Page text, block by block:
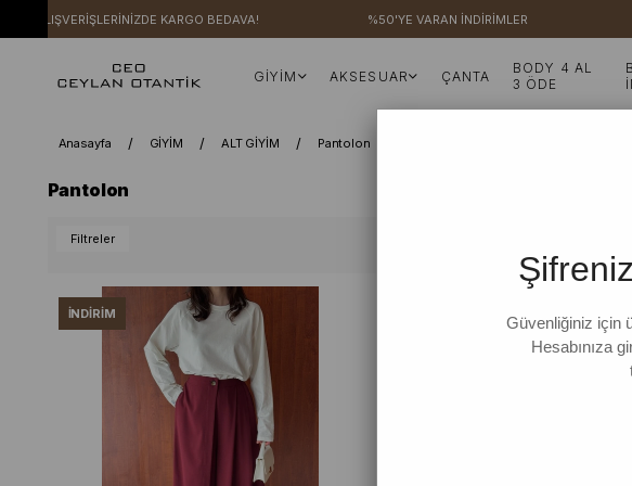
ALIŞVERİŞLERİNİZDE KARGO BEDAVA! %50'YE VARAN İNDİRİMLER
GİYİM AKSESUAR ÇANTA
BODY 4 AL
3 ÖDE
Anasayfa GİYİM ALT GİYİM Pantolon
Pantolon
Filtreler
İNDIRIM
Güvenliğiniz için
Hesabınıza